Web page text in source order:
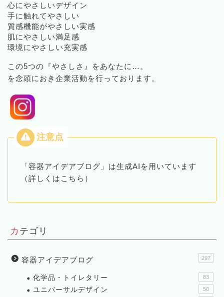
心にやさしいデザイン
手に触れてやさしい
質感機能がやさしい実感
肌にやさしい満足感
環境にやさしい充実感
この5つの『やさしさ』をあなたに…。
を念頭におき企業活動を行っております。
「容器アイデアブログ」は生成AIを用いています
（詳しくはこちら）
カテゴリ
容器アイデアブログ 297
化学品・トイレタリー 83
ユニバーサルデザイン 50